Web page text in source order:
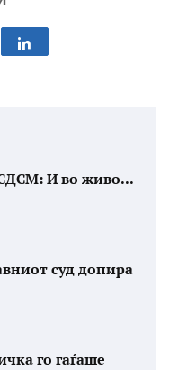
И во живо...
суд допира
го гаѓаше